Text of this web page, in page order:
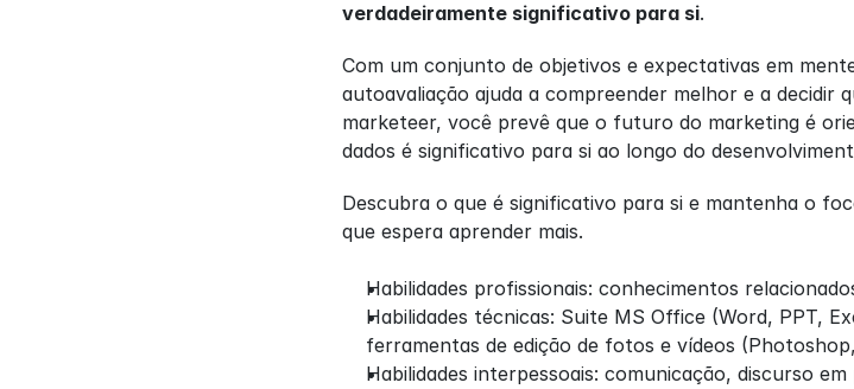
verdadeiramente significativo para si.
Com um conjunto de objetivos e expectativas em
autoavaliação ajuda a compreender melhor e a decidir
marketeer, você prevê que o futuro do marketing é
dados é significativo para si ao longo do
Descubra o que é significativo para si e mantenha o
que espera aprender mais.
Habilidades profissionais: conhecimentos
Habilidades técnicas: Suite MS Office (Word, PPT,
ferramentas de edição de fotos e vídeos
Habilidades interpessoais: comunicação, discurso